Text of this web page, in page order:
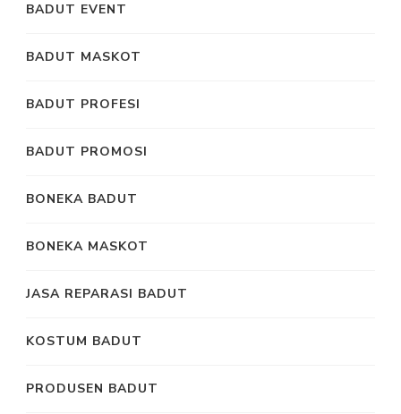
BADUT EVENT
BADUT MASKOT
BADUT PROFESI
BADUT PROMOSI
BONEKA BADUT
BONEKA MASKOT
JASA REPARASI BADUT
KOSTUM BADUT
PRODUSEN BADUT